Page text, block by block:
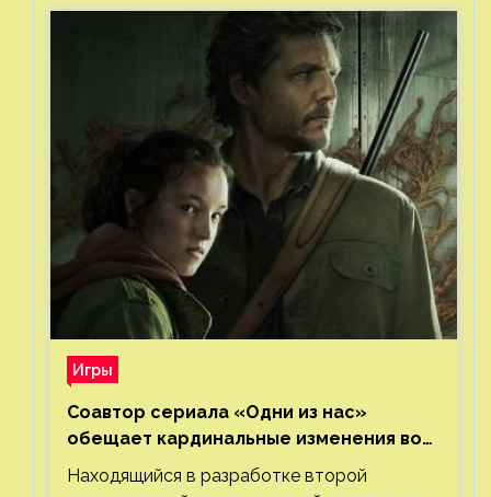
Игры
Соавтор сериала «Одни из нас»
обещает кардинальные изменения во
втором сезоне
Находящийся в разработке второй